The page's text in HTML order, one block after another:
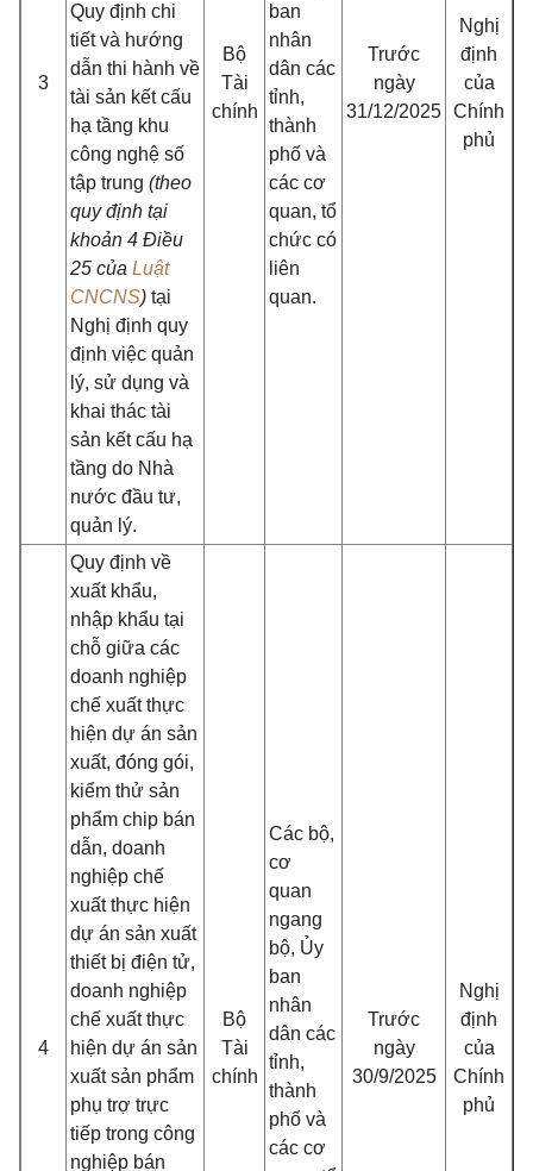
3
Quy định chi
tiết và hướng
dẫn thi hành về
tài sản kết cấu
hạ tầng khu
công nghệ số
tập trung (theo
quy định tại
khoản 4 Điều
25 của Luật
CNCNS) tại
Nghị định quy
định việc quản
lý, sử dụng và
khai thác tài
sản kết cấu hạ
tầng do Nhà
nước đầu tư,
quản lý.
Bộ
Tài
chính
ban
nhân
dân các
tỉnh,
thành
phố và
các cơ
quan, tổ
chức có
liên
quan.
Trước
ngày
31/12/2025
Nghị
định
của
Chính
phủ
4
Quy định về
xuất khẩu,
nhập khẩu tại
chỗ giữa các
doanh nghiệp
chế xuất thực
hiện dự án sản
xuất, đóng gói,
kiểm thử sản
phẩm chip bán
dẫn, doanh
nghiệp chế
xuất thực hiện
dự án sản xuất
thiết bị điện tử,
doanh nghiệp
chế xuất thực
hiện dự án sản
xuất sản phẩm
phụ trợ trực
tiếp trong công
nghiệp bán
Bộ
Tài
chính
Các bộ,
cơ
quan
ngang
bộ, Ủy
ban
nhân
dân các
tỉnh,
thành
phố và
các cơ
Trước
ngày
30/9/2025
Nghị
định
của
Chính
phủ